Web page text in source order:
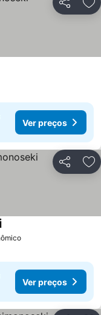
Partilhar
Ver preços
Partilhar
Ver preços